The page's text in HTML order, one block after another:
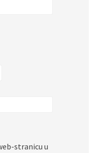
stranicu u